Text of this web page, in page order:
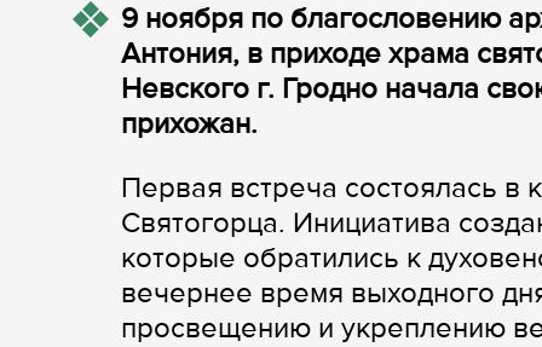
9 ноября по благословению
Антония, в приходе храма
Невского г. Гродно начала
прихожан.
Первая встреча состоялась
Святогорца. Инициатива
которые обратились к
вечернее время выходного
просвещению и укреплению